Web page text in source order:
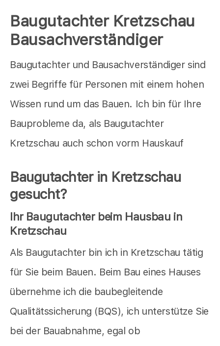
Baugutachter Kretzschau
Bausachverständiger
Baugutachter und Bausachverständiger sind
zwei Begriffe für Personen mit einem hohen
Wissen rund um das Bauen. Ich bin für Ihre
Bauprobleme da, als Baugutachter
Kretzschau auch schon vorm Hauskauf
Baugutachter in Kretzschau
gesucht?
Ihr Baugutachter beim Hausbau in
Kretzschau
Als Baugutachter bin ich in Kretzschau tätig
für Sie beim Bauen. Beim Bau eines Hauses
übernehme ich die baubegleitende
Qualitätssicherung (BQS), ich unterstütze Sie
bei der Bauabnahme, egal ob